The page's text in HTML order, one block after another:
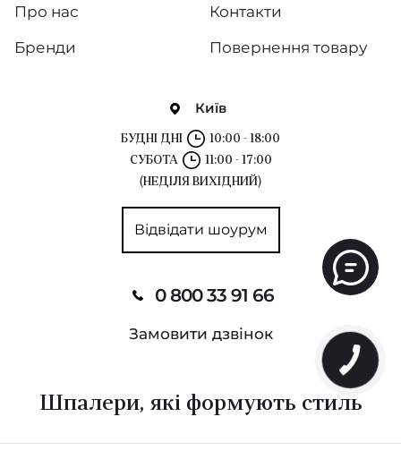
Київ
БУДНІ ДНІ
10:00 - 18:00
СУБОТА
11:00 - 17:00
(НЕДІЛЯ ВИХІДНИЙ)
Відвідати шоурум
0 800 33 91 66
Замовити дзвінок
Про нас
Бренди
Контакти
Повернення товару
Шпалери, які формують стиль